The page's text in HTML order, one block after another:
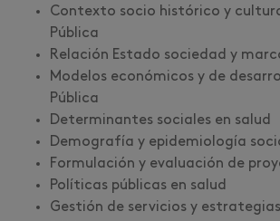
Contexto socio histórico y
Pública
Relación Estado sociedad y
Modelos económicos y de
Pública
Determinantes sociales en salud
Demografía y epidemiología
Formulación y evaluación de
Políticas públicas en salud
Gestión de servicios y